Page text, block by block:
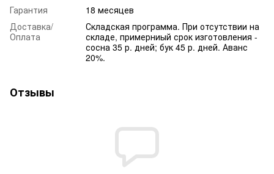
Гарантия
18 месяцев
Доставка/
Оплата
Складская программа. При отсутствии на
складе, примерниый срок изготовления -
сосна 35 р. дней; бук 45 р. дней. Аванс
20%.
Отзывы